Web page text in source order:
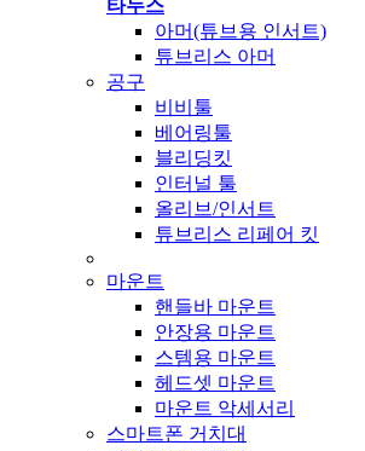
타누스
아머(튜브용 인서트)
튜브리스 아머
공구
비비툴
베어링툴
블리딩킷
인터널 툴
올리브/인서트
튜브리스 리페어 킷
마운트
핸들바 마운트
안장용 마운트
스템용 마운트
헤드셋 마운트
마운트 악세서리
스마트폰 거치대